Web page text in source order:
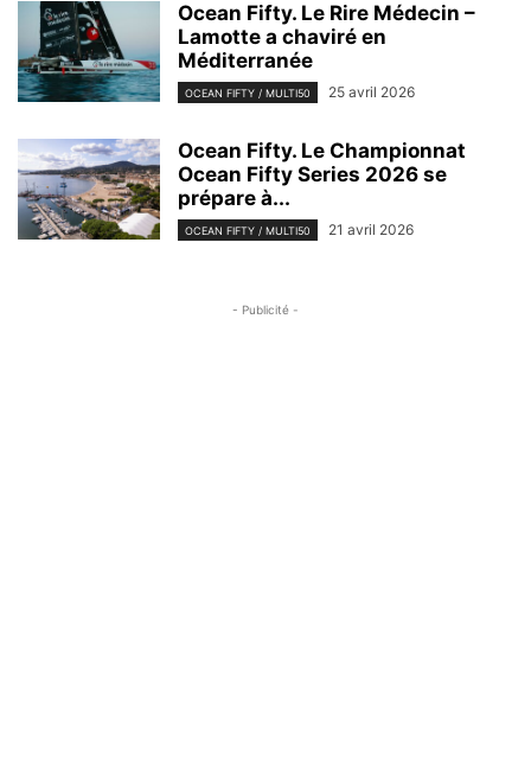
Ocean Fifty. Le Rire Médecin –
Lamotte a chaviré en
Méditerranée
OCEAN FIFTY / MULTI50 25 avril 2026
Ocean Fifty. Le Championnat
Ocean Fifty Series 2026 se
prépare à...
OCEAN FIFTY / MULTI50 21 avril 2026
- Publicité -